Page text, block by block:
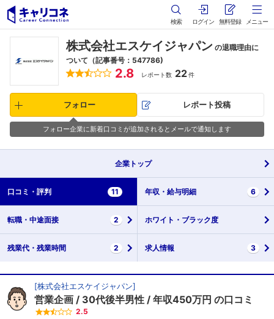
検索 ログイン 無料登録 メニュー
株式会社エスケイジャパン の退職理由に
ついて（記事番号：547786)
2.8 レポート数 22件
フォロー レポート投稿
フォロー企業に新着口コミが追加されるとメールで通知します
企業 トップ
口コミ・ 評判 11 年収・ 給与明細 6
転職・ 中途面接 2 ホワイト・ ブラック度
残業代・ 残業時間 2 求人情報 3
[株式会社エスケイジャパン]
営業企画 30代後半男性 年収450万円 の口コミ
2.5